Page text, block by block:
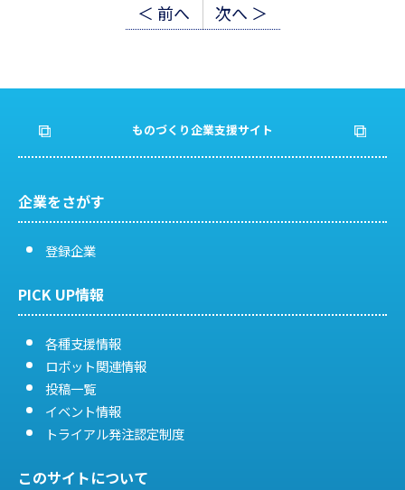
ナ
ビ
ゲ
ー
シ
ョ
ン
＜ 前へ 次へ ＞
ものづくり企業支援サイト
企業をさがす
登録企業
PICK UP情報
各種支援情報
ロボット関連情報
投稿一覧
イベント情報
トライアル発注認定制度
このサイトについて